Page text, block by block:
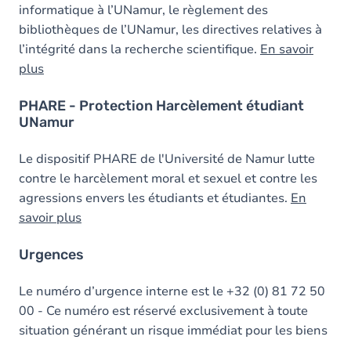
informatique à l’UNamur, le règlement des
bibliothèques de l’UNamur, les directives relatives à
l’intégrité dans la recherche scientifique. En savoir
plus
PHARE - Protection Harcèlement étudiant
UNamur
Le dispositif PHARE de l'Université de Namur lutte
contre le harcèlement moral et sexuel et contre les
agressions envers les étudiants et étudiantes. En
savoir plus
Urgences
Le numéro d’urgence interne est le +32 (0) 81 72 50
00 - Ce numéro est réservé exclusivement à toute
situation générant un risque immédiat pour les biens